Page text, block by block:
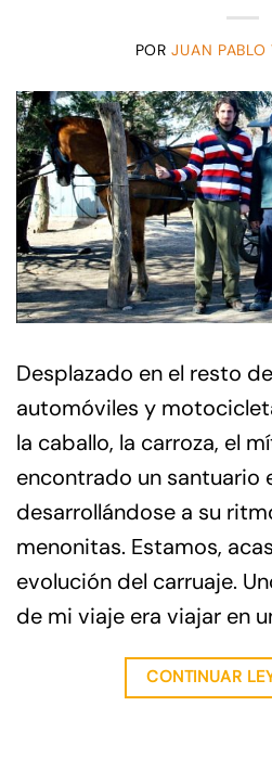
PORJUAN PABLO
Desplazado en el resto
automóviles y
la caballo, la carroza, el
encontrado un santuario
desarrollándose a su
menonitas. Estamos,
evolución del carruaje.
de mi viaje era viajar en
CONTINUAR